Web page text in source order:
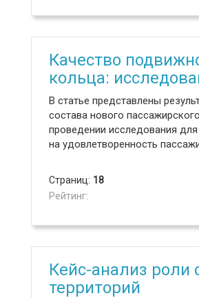
Качество
кольца:
В статье представлены
состава нового
проведении исследования
на удовлетворенность
Страниц: 18
Рейтинг:
Кейс-анализ роли
территорий